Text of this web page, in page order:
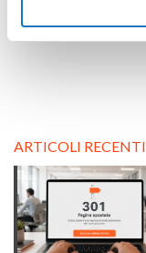
ARTICOLI RECENTI